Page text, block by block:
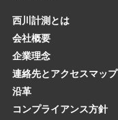
西川計測とは
会社概要
企業理念
連絡先とアクセスマップ
沿革
コンプライアンス方針